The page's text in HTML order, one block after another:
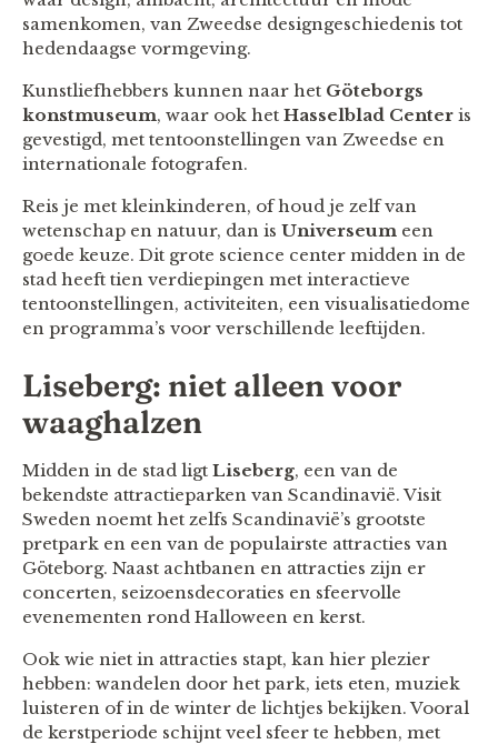
samenkomen, van Zweedse designgeschiedenis tot
hedendaagse vormgeving.
Kunstliefhebbers kunnen naar het Göteborgs
konstmuseum, waar ook het Hasselblad Center is
gevestigd, met tentoonstellingen van Zweedse en
internationale fotografen.
Reis je met kleinkinderen, of houd je zelf van
wetenschap en natuur, dan is Universeum een
goede keuze. Dit grote science center midden in de
stad heeft tien verdiepingen met interactieve
tentoonstellingen, activiteiten, een visualisatiedome
en programma’s voor verschillende leeftijden.
Liseberg: niet alleen voor
waaghalzen
Midden in de stad ligt Liseberg, een van de
bekendste attractieparken van Scandinavië. Visit
Sweden noemt het zelfs Scandinavië’s grootste
pretpark en een van de populairste attracties van
Göteborg. Naast achtbanen en attracties zijn er
concerten, seizoensdecoraties en sfeervolle
evenementen rond Halloween en kerst.
Ook wie niet in attracties stapt, kan hier plezier
hebben: wandelen door het park, iets eten, muziek
luisteren of in de winter de lichtjes bekijken. Vooral
de kerstperiode schijnt veel sfeer te hebben, met